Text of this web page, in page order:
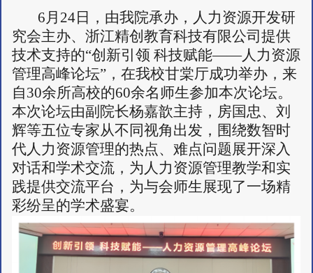
6月24日，由我院承办，人力资源开发研
究会主办、浙江精创教育科技有限公司提供
技术支持的“创新引领 科技赋能——人力资源
管理高峰论坛”，在我校甘棠厅成功举办，来
自30余所高校的60余名师生参加本次论坛。
本次论坛由副院长杨嘉歆主持，房国忠、刘
辉等五位专家从不同视角出发，围绕数智时
代人力资源管理的热点、难点问题展开深入
对话和学术交流，为人力资源管理教学和实
践提供交流平台，为与会师生展现了一场精
彩纷呈的学术盛宴。